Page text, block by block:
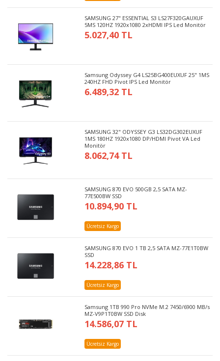
SAMSUNG 27" ESSENTIAL S3 LS27F320GAUXUF
5MS 120HZ 1920x1080 2xHDMI IPS Led Monitör
5.027,40 TL
Samsung Odyssey G4 LS25BG400EUXUF 25" 1MS
240HZ FHD Pivot IPS Led Monitör
6.489,32 TL
SAMSUNG 32" ODYSSEY G3 LS32DG302EUXUF
1MS 180HZ 1920x1080 DP/HDMI Pivot VA Led
Monitör
8.062,74 TL
SAMSUNG 870 EVO 500GB 2,5 SATA MZ-
77E500BW SSD
10.894,90 TL
Ücretsiz Kargo
SAMSUNG 870 EVO 1 TB 2,5 SATA MZ-77E1T0BW
SSD
14.228,86 TL
Ücretsiz Kargo
Samsung 1TB 990 Pro NVMe M.2 7450/6900 MB/s
MZ-V9P1T0BW SSD Disk
14.586,07 TL
Ücretsiz Kargo